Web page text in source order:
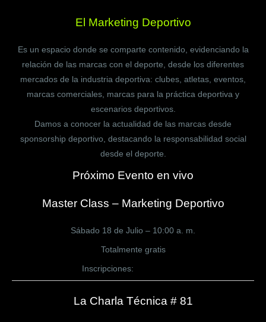
El Marketing Deportivo
Es un espacio donde se comparte contenido, evidenciando la
relación de las marcas con el deporte, desde los diferentes
mercados de la industria deportiva: clubes, atletas, eventos,
marcas comerciales, marcas para la práctica deportiva y
escenarios deportivos.
Damos a conocer la actualidad de las marcas desde
sponsorship deportivo, destacando la responsabilidad social
desde el deporte.
Próximo Evento en vivo
Master Class – Marketing Deportivo
Sábado 18 de Julio – 10:00 a. m.
Totalmente gratis
Inscripciones:
La Charla Técnica # 81